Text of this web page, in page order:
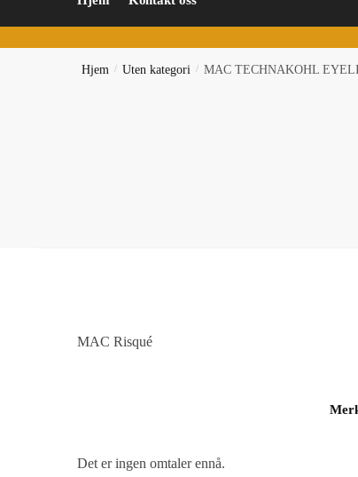
Hjem / Uten kategori / MAC TECHNAKOHL
MAC Risqué
Det er ingen omtaler ennå.